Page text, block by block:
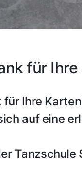
für
für Ihre
auf eine
Tanzschule